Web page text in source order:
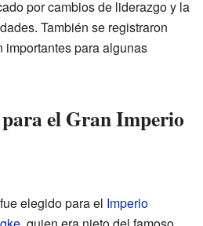
por cambios de liderazgo y la
También se registraron
para algunas
el Gran Imperio
elegido para el Imperio